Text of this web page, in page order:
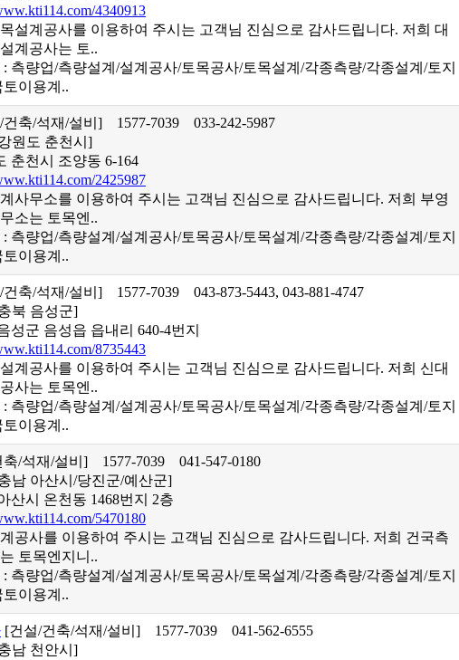
4340913
설계공사를 이용하여 주시는 고객님 진심으로 감사드립니다. 저희 대
계공사는 토..
측량업/측량설계/설계공사/토목공사/토목설계/각종측량/각종설계/토지
이용계..
건축/석재/설비] 1577-7039
033-242-5987
원도 춘천시]
춘천시 조양동 6-164
2425987
사무소를 이용하여 주시는 고객님 진심으로 감사드립니다. 저희 부영
소는 토목엔..
측량업/측량설계/설계공사/토목공사/토목설계/각종측량/각종설계/토지
이용계..
건축/석재/설비] 1577-7039
043-873-5443, 043-881-4747
북 음성군]
성군 음성읍 읍내리 640-4번지
8735443
계공사를 이용하여 주시는 고객님 진심으로 감사드립니다. 저희 신대
사는 토목엔..
측량업/측량설계/설계공사/토목공사/토목설계/각종측량/각종설계/토지
이용계..
축/석재/설비] 1577-7039
041-547-0180
남 아산시/당진군/예산군]
산시 온천동 1468번지 2층
5470180
공사를 이용하여 주시는 고객님 진심으로 감사드립니다. 저희 건국측
토목엔지니..
측량업/측량설계/설계공사/토목공사/토목설계/각종측량/각종설계/토지
이용계..
[건설/건축/석재/설비] 1577-7039
041-562-6555
남 천안시]